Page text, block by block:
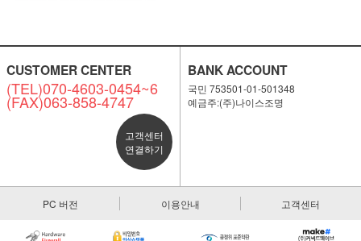
CUSTOMER CENTER
(TEL)070-4603-0454~6
(FAX)063-858-4747
고객센터
연결하기
BANK ACCOUNT
국민 753501-01-501348
예금주:(주)나이스조명
PC 버전 이용안내 고객센터